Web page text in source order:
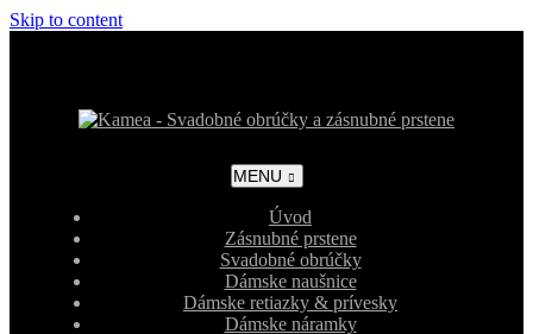
Skip to content
MENU
Úvod
Zásnubné prstene
Svadobné obrúčky
Dámske naušnice
Dámske retiazky & prívesky
Dámske náramky